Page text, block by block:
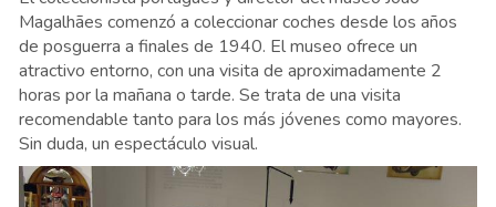
Magalhães comenzó a coleccionar coches desde los años
de posguerra a finales de 1940. El museo ofrece un
atractivo entorno, con una visita de aproximadamente 2
horas por la mañana o tarde. Se trata de una visita
recomendable tanto para los más jóvenes como mayores.
Sin duda, un espectáculo visual.